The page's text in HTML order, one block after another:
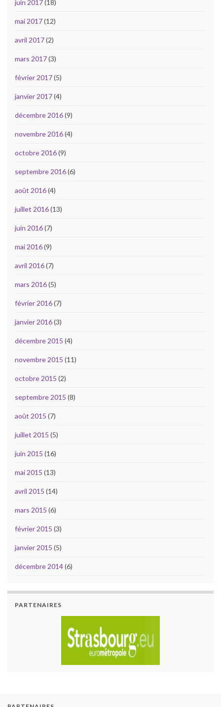
juin 2017(18)
mai 2017(12)
avril 2017(2)
mars 2017(3)
février 2017(5)
janvier 2017(4)
décembre 2016(9)
novembre 2016(4)
octobre 2016(9)
septembre 2016(6)
août 2016(4)
juillet 2016(13)
juin 2016(7)
mai 2016(9)
avril 2016(7)
mars 2016(5)
février 2016(7)
janvier 2016(3)
décembre 2015 (4)
novembre 2015 (11)
octobre 2015 (2)
septembre 2015 (8)
août 2015 (7)
juillet 2015 (5)
juin 2015 (16)
mai 2015 (13)
avril 2015 (14)
mars 2015 (6)
février 2015 (3)
janvier 2015 (5)
décembre 2014(6)
PARTENAIRES